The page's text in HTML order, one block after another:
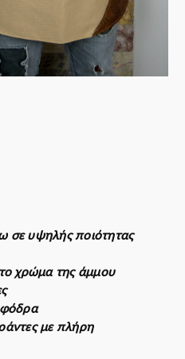
σε υψηλής ποιότητας
χρώμα της άμμου
με πλήρη